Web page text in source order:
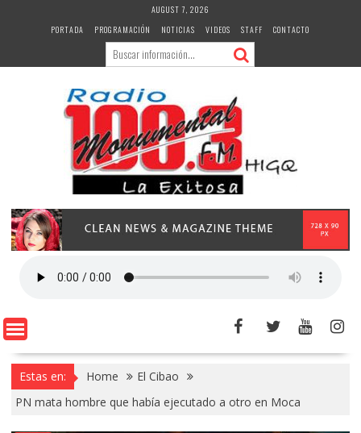
AUGUST 7, 2026
PORTADA
PROGRAMACIÓN NOTICIAS VIDEOS STAFF CONTACTO
Estas en: Home
El Cibao
PN mata hombre que había ejecutado a otro en Moca